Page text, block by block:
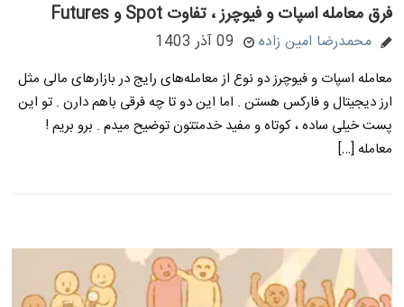
فرق معامله اسپات و فیوچرز ، تفاوت Spot و Futures
محمدرضا امین زاده 09 آذر 1403
معامله اسپات و فیوچرز دو نوع از معامله‌های رایج در بازارهای مالی مثل
ارز دیجیتال و فارکس هستن . اما این دو تا چه فرقی باهم دارن . تو این
پست خیلی ساده ، کوتاه و مفید خدمتتون توضیح میدم . برو بریم !
معامله […]